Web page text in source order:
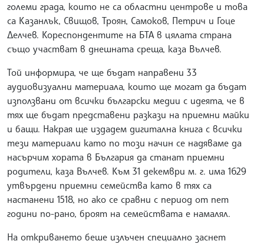
големи града, които не са областни центрове и това
са Казанлък, Свищов, Троян, Самоков, Петрич и Гоце
Делчев. Кореспондентите на БТА в цялата страна
също участват в днешната среща, каза Вълчев.
Той информира, че ще бъдат направени 33
аудиовизуални материала, които ще могат да бъдат
използвани от всички български медии с идеята, че в
тях ще бъдат представени разкази на приемни майки
и бащи. Накрая ще издадем дигитална книга с всички
тези материали като по този начин се надяваме да
насърчим хората в България да станат приемни
родители, каза Вълчев. Към 31 декември м. г. има 1629
утвърдени приемни семейства като в тях са
настанени 1518, но ако се сравни с период от пет
години по-рано, броят на семействата е намалял.
На откриването беше излъчен специално заснет